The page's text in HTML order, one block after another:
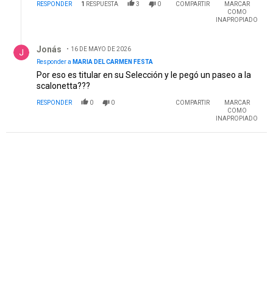
RESPONDER 1 RESPUESTA 3 0 COMPARTIR
MARCAR
COMO
INAPROPIADO
Jonás
16 DE MAYO DE 2026
Responder a MARIA DEL CARMEN FESTA
Por eso es titular en su Selección y le pegó un paseo a la
scalonetta???
RESPONDER 0 0 COMPARTIR
MARCAR
COMO
INAPROPIADO